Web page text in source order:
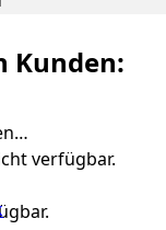
Kunden:
verfügbar.